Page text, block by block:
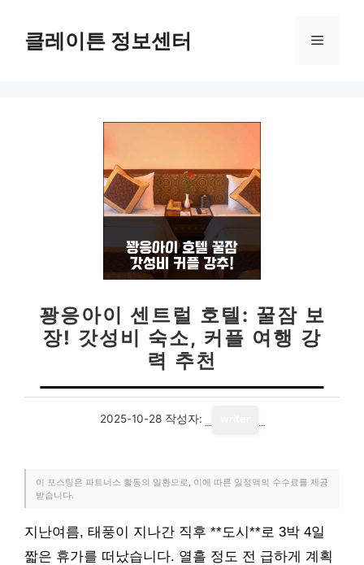
클레이튼 정보센터 메
꽝응아이 센트럴 호텔: 꿀잠 보
장! 갓성비 숙소, 커플 여행 강
력 추천
2025-10-28 작성자:
이 포스팅은 파트너스 활동의 일환으로, 이에 따른 일정액의 수수료를 제공
받습니다.
지난여름, 태풍이 지나간 직후 **도시**로 3박 4일
짧은 휴가를 떠났습니다. 열흘 정도 전 급하게 계획